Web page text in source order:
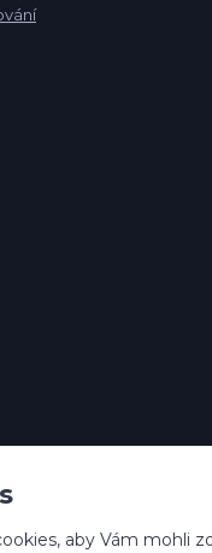
aby Vám mohli